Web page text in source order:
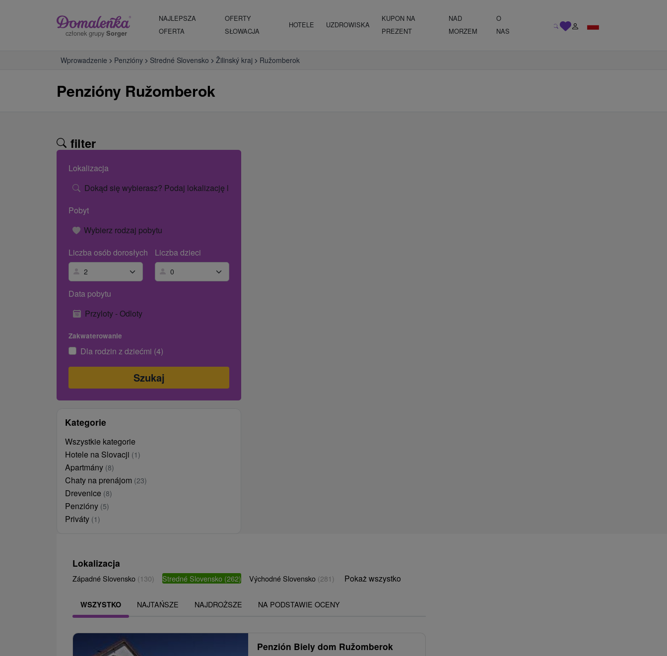
członek grupy Sorger
NAJLEPSZA
OFERTA
OFERTY
SŁOWACJA
HOTELE UZDROWISKA
KUPON NA
PREZENT
NAD
MORZEM
O
NAS
Wprowadzenie Penzióny Stredné Slovensko Žilinský kraj Ružomberok
Penzióny Ružomberok
filter
Lokalizacja
Dokąd się wybierasz? Podaj lokalizację lub nazwę hotelu.
Pobyt
Wybierz rodzaj pobytu
Liczba osób dorosłych
Liczba dzieci
Data pobytu
Przyloty - Odloty
Zakwaterowanie
Dla rodzin z dziećmi (4)
Kategorie
Wszystkie kategorie
Hotele na Slovacji (1)
Apartmány (8)
Chaty na prenájom (23)
Drevenice (8)
Penzióny (5)
Priváty (1)
Lokalizacja
Západné Slovensko (130) Stredné Slovensko (262) Východné Slovensko (281) Pokaż wszystko
WSZYSTKO NAJTAŃSZE NAJDROŻSZE NA PODSTAWIE OCENY
Penzión Biely dom Ružomberok